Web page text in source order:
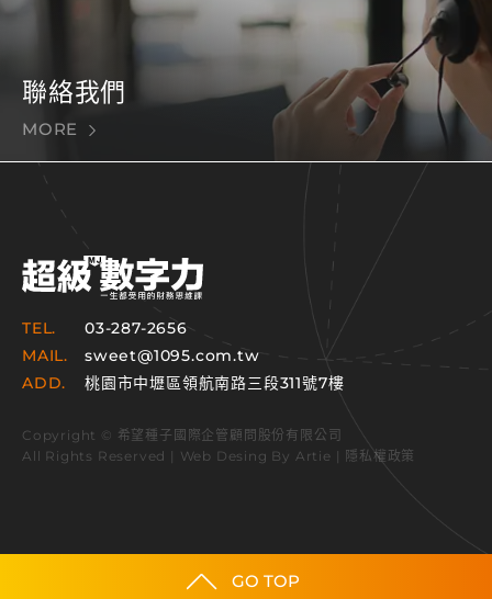
聯絡我們
MORE
TEL.
03-287-2656
MAIL.
sweet@1095.com.tw
ADD.
桃園市中壢區領航南路三段311號7樓
Copyright © 希望種子國際企管顧問股份有限公司
All Rights Reserved | Web Desing By Artie | 隱私權政策
GO TOP